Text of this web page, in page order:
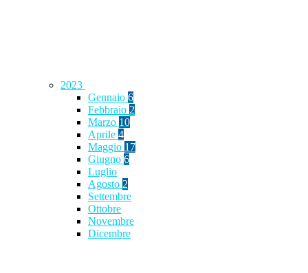
2023
Gennaio 6
Febbraio 2
Marzo 10
Aprile 4
Maggio 17
Giugno 6
Luglio
Agosto 2
Settembre
Ottobre
Novembre
Dicembre